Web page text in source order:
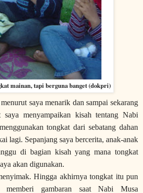
mainan, tapi berguna banget (dokpri)
saya menarik dan sampai sekarang
saya menyampaikan kisah tentang Nabi
tongkat dari sebatang dahan
lagi. Sepanjang saya bercerita, anak-anak
di bagian kisah yang mana tongkat
akan digunakan.
Hingga akhirnya tongkat itu pun
memberi gambaran saat Nabi Musa